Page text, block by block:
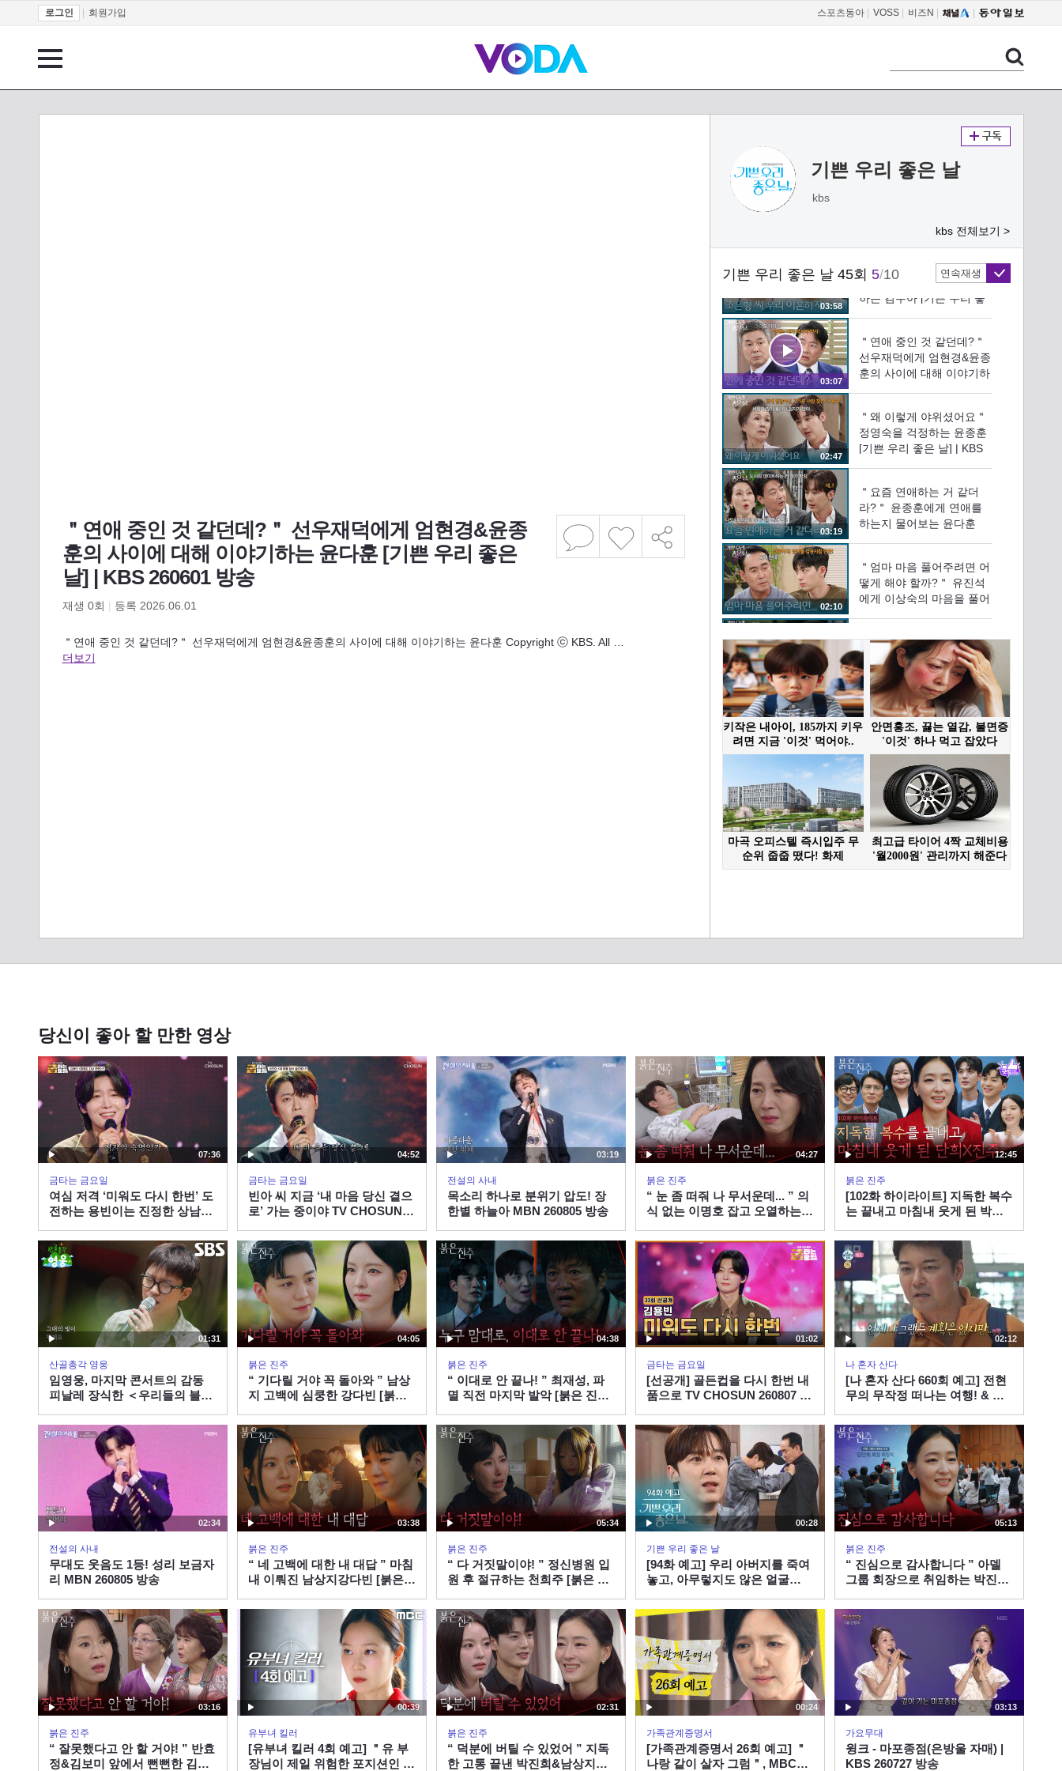
로그인 회원가입 스포츠동아 VOSS 비즈N
＂연애 중인 것 같던데?＂ 선우재덕에게 엄현경&윤종
훈의 사이에 대해 이야기하는 윤다훈 [기쁜 우리 좋은
날] | KBS 260601 방송
재생 0회 | 등록 2026.06.01
＂연애 중인 것 같던데?＂ 선우재덕에게 엄현경&윤종훈의 사이에 대해 이야기하는 윤다훈 Copyright ⓒ KBS. All …
더보기
기쁜 우리 좋은 날
kbs
kbs 전체보기 >
기쁜 우리 좋은 날 45회 5/10 연속재생
훈을 보게 된 정윤&윤다영
[기쁜 우리 좋은 날] | KBS
[46화 예고] 저 꼭 승리 행
복하게 해줄 겁니다 [기쁜
우리 좋은 날] | KBS 방송
리 좋은 날] | KBS 260601
03:58
＂조은형 씨 우리 이혼하자
＂ 최성원에게 이혼하자고
하는 김수아 [기쁜 우리 좋
03:07
＂연애 중인 것 같던데?＂
선우재덕에게 엄현경&윤종
훈의 사이에 대해 이야기하
02:47
＂왜 이렇게 야위셨어요＂
정영숙을 걱정하는 윤종훈
[기쁜 우리 좋은 날] | KBS
03:19
＂요즘 연애하는 거 같더
라?＂ 윤종훈에게 연애를
하는지 물어보는 윤다훈
02:10
＂엄마 마음 풀어주려면 어
떻게 해야 할까?＂ 유진석
에게 이상숙의 마음을 풀어
260601 방송
03:41
＂내 데이트 신청 받아들이
겠다는 거야?＂ 정윤의 데
이트 신청을 받아들인 윤다
영 [기쁜 우리 좋은 날] |
KBS 260601 방송
10:53
[45화 하이라이트] 정영숙
의 건강을 걱정하며 문안을
간 김혜옥 ＂어르신 저 왔
습니다＂ [기쁜 우리 좋은
날] | KBS 260601 방송
당신이 좋아 할 만한 영상
07:36
금타는 금요일
여심 저격 ‘미워도 다시 한번’ 도
전하는 용빈이는 진정한 상남자
04:52
금타는 금요일
빈아 씨 지금 ‘내 마음 당신 곁으
로’ 가는 중이야 TV CHOSUN
03:19
전설의 사내
목소리 하나로 분위기 압도! 장
한별 하늘아 MBN 260805 방송
04:27
붉은 진주
“ 눈 좀 떠줘 나 무서운데... ” 의
식 없는 이명호 잡고 오열하는
260807 방송
12:45
붉은 진주
[102화 하이라이트] 지독한 복수
는 끝내고 마침내 웃게 된 박진
260807 방송
01:31
산골총각 영웅
임영웅, 마지막 콘서트의 감동
피날레 장식한 ＜우리들의 블루
04:05
붉은 진주
“ 기다릴 거야 꼭 돌아와 ” 남상
지 고백에 심쿵한 강다빈 [붉은
04:38
붉은 진주
“ 이대로 안 끝나! ” 최재성, 파
멸 직전 마지막 발악 [붉은 진주]
01:02
금타는 금요일
[선공개] 골든컵을 다시 한번 내
품으로 TV CHOSUN 260807 방
02:12
나 혼자 산다
[나 혼자 산다 660회 예고] 전현
무의 무작정 떠나는 여행! & 동
박경혜, MBC 260815 방송
02:34
전설의 사내
무대도 웃음도 1등! 성리 보금자
리 MBN 260805 방송
03:38
붉은 진주
“ 네 고백에 대한 내 대답 ” 마침
내 이뤄진 남상지강다빈 [붉은
05:34
붉은 진주
“ 다 거짓말이야! ” 정신병원 입
원 후 절규하는 천희주 [붉은 진
00:28
기쁜 우리 좋은 날
[94화 예고] 우리 아버지를 죽여
놓고, 아무렇지도 않은 얼굴
방송
05:13
붉은 진주
“ 진심으로 감사합니다 ” 아델
그룹 회장으로 취임하는 박진희
03:16
붉은 진주
“ 잘못했다고 안 할 거야! ” 반효
정&김보미 앞에서 뻔뻔한 김희
00:39
유부녀 킬러
[유부녀 킬러 4회 예고] ＂유 부
장님이 제일 위험한 포지션인 거
02:31
붉은 진주
“ 덕분에 버틸 수 있었어 ” 지독
한 고통 끝낸 박진희&남상지&
00:24
가족관계증명서
[가족관계증명서 26회 예고] ＂
나랑 같이 살자 그럼＂, MBC
03:13
가요무대
윙크 - 마포종점(은방울 자매) |
KBS 260727 방송